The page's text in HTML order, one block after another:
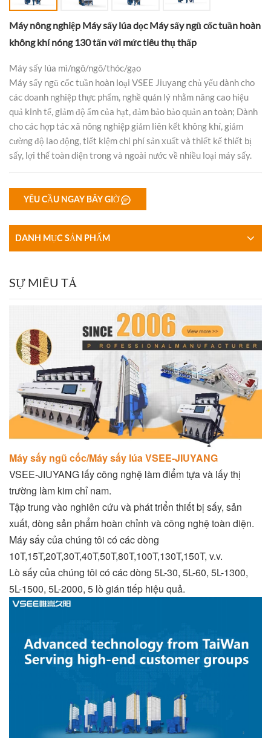
Máy nông nghiệp Máy sấy lúa dọc Máy sấy ngũ cốc tuần hoàn
không khí nóng 130 tấn với mức tiêu thụ thấp
Máy sấy lúa mì/ngô/ngô/thóc/gạo
Máy sấy ngũ cốc tuần hoàn loại VSEE Jiuyang chủ yếu dành cho
các doanh nghiệp thực phẩm, nghề quản lý nhằm nâng cao hiệu
quả kinh tế, giảm độ ẩm của hạt, đảm bảo bảo quản an toàn; Dành
cho các hợp tác xã nông nghiệp giảm liên kết không khí, giảm
cường độ lao động, tiết kiệm chi phí sản xuất và thiết kế thiết bị
sấy, lợi thế toàn diện trong và ngoài nước về nhiều loại máy sấy.
YÊU CẦU NGAY BÂY GIỜ
DANH MỤC SẢN PHẨM
SỰ MIÊU TẢ
Máy sấy ngũ cốc/Máy sấy lúa VSEE-JIUYANG
VSEE-JIUYANG lấy công nghệ làm điểm tựa và lấy thị
trường làm kim chỉ nam.
Tập trung vào nghiên cứu và phát triển thiết bị sấy, sản
xuất, dòng sản phẩm hoàn chỉnh và công nghệ toàn diện.
Máy sấy của chúng tôi có các dòng
10T,15T,20T,30T,40T,50T,80T,100T,130T,150T, v.v.
Lò sấy của chúng tôi có các dòng 5L-30, 5L-60, 5L-1300,
5L-1500, 5L-2000, 5 lò gián tiếp hiệu quả.